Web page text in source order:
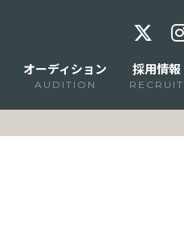
オーディション
AUDITION
採用情報
RECRUIT